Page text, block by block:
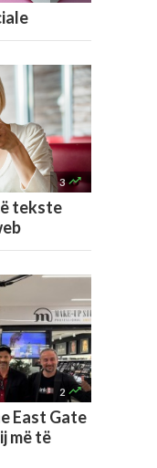
3 
tekste
2 
East Gate
më të